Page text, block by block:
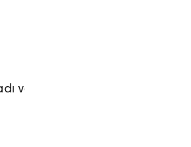
verilen, yoğun kıvamlı,